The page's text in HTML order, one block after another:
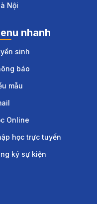
Nội
nhanh
sinh
báo
mẫu
Online
học trực tuyến
ký sự kiện